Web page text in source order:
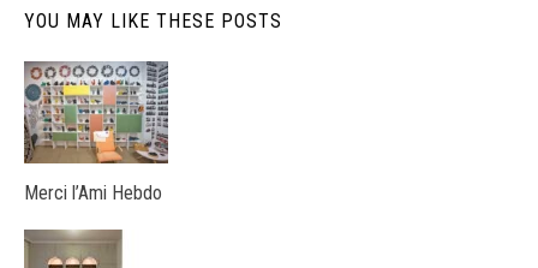
YOU MAY LIKE THESE POSTS
Merci l’Ami Hebdo